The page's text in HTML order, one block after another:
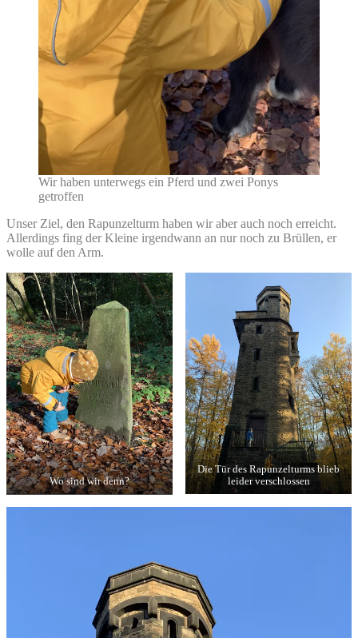
Wir haben unterwegs ein Pferd und zwei Ponys
getroffen
Unser Ziel, den Rapunzelturm haben wir aber auch noch erreicht.
Allerdings fing der Kleine irgendwann an nur noch zu Brüllen, er
wolle auf den Arm.
Wo sind wir denn?
Die Tür des Rapunzelturms blieb
leider verschlossen